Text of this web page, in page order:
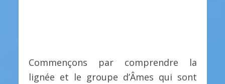
Commençons par comprendre la
lignée et le groupe d’Âmes qui sont